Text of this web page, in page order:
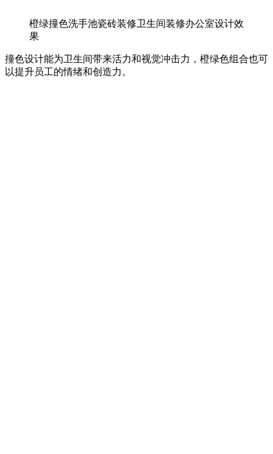
橙绿撞色洗手池瓷砖装修卫生间装修办公室设计效
果
撞色设计能为卫生间带来活力和视觉冲击力，橙绿色组合也可
以提升员工的情绪和创造力。